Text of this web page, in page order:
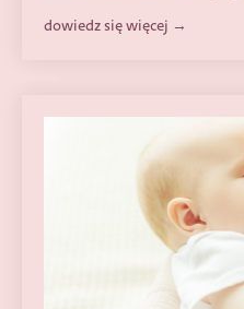
dowiedz się więcej